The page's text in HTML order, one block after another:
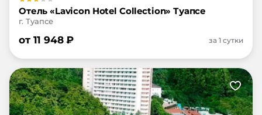
Отель «Lavicon Hotel Collection» Туапсе
г. Туапсе
от 11 948₽ за 1 сутки